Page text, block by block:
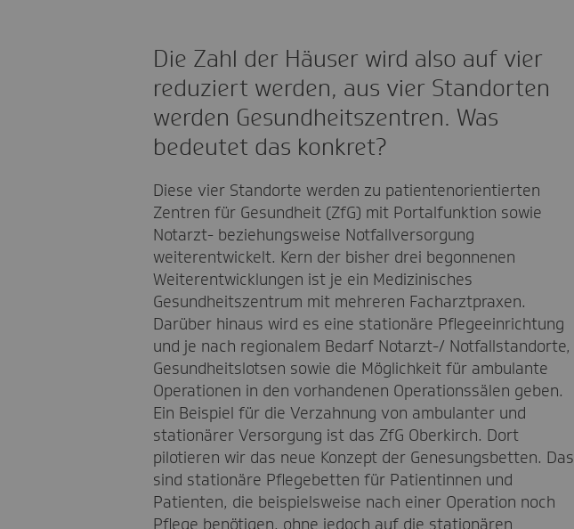
Die Zahl der Häuser wird also auf vier
reduziert werden, aus vier Standorten
werden Gesundheitszentren. Was
bedeutet das konkret?
Diese vier Standorte werden zu patientenorientierten
Zentren für Gesundheit (ZfG) mit Portalfunktion sowie
Notarzt- beziehungsweise Notfallversorgung
weiterentwickelt. Kern der bisher drei begonnenen
Weiterentwicklungen ist je ein Medizinisches
Gesundheitszentrum mit mehreren Facharztpraxen.
Darüber hinaus wird es eine stationäre Pflegeeinrichtung
und je nach regionalem Bedarf Notarzt-/ Notfallstandorte,
Gesundheitslotsen sowie die Möglichkeit für ambulante
Operationen in den vorhandenen Operationssälen geben.
Ein Beispiel für die Verzahnung von ambulanter und
stationärer Versorgung ist das ZfG Oberkirch. Dort
pilotieren wir das neue Konzept der Genesungsbetten. Das
sind stationäre Pflegebetten für Patientinnen und
Patienten, die beispielsweise nach einer Operation noch
Pflege benötigen, ohne jedoch auf die stationären